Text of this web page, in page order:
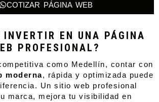
COTIZAR PÁGINA WEB
INVERTIR EN UNA PÁGINA
PROFESIONAL?
como Medellín, contar con
moderna, rápida y optimizada puede
Un sitio web profesional
marca, mejora tu visibilidad en